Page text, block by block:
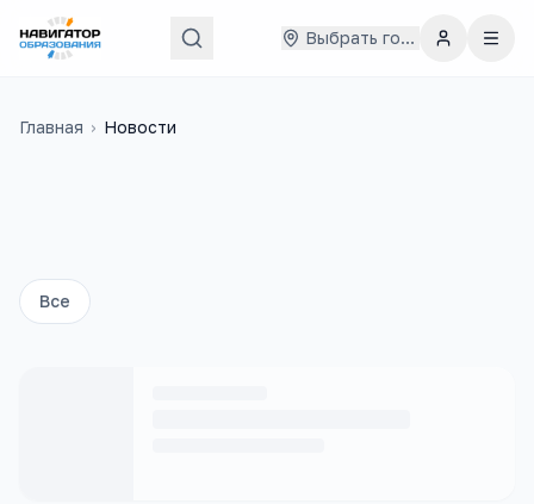
Выбрать город
Главная › Новости
Все